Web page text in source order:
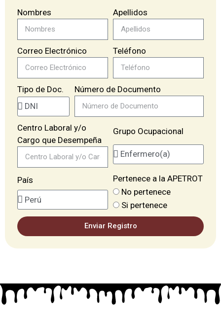
Nombres Apellidos
Correo Electrónico Teléfono
Tipo de Doc. Número de Documento
Centro Laboral y/o
Cargo que Desempeña
Grupo Ocupacional
País
Pertenece a la APETROT
No pertenece
Si pertenece
Enviar Registro